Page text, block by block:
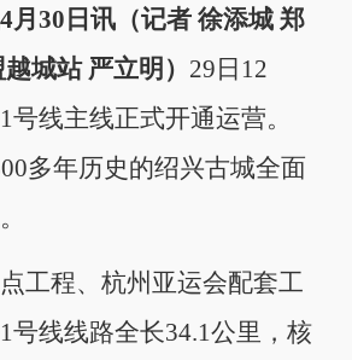
30日讯（记者 徐添城 郑
城站 严立明） 29日12
号线主线正式开通运营。
多年历史的绍兴古城全面
程、杭州亚运会配套工
号线线路全长34.1公里，核